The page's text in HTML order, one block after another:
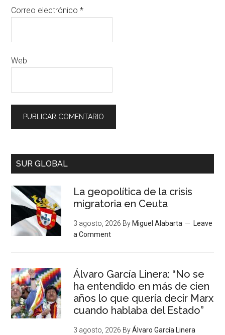
Correo electrónico*
Web
SUR GLOBAL
La geopolítica de la crisis
migratoria en Ceuta
3 agosto, 2026 By Miguel Alabarta
Leave
a Comment
Álvaro García Linera: “No se
ha entendido en más de cien
años lo que quería decir Marx
cuando hablaba del Estado”
3 agosto, 2026 ByÁlvaro García Linera